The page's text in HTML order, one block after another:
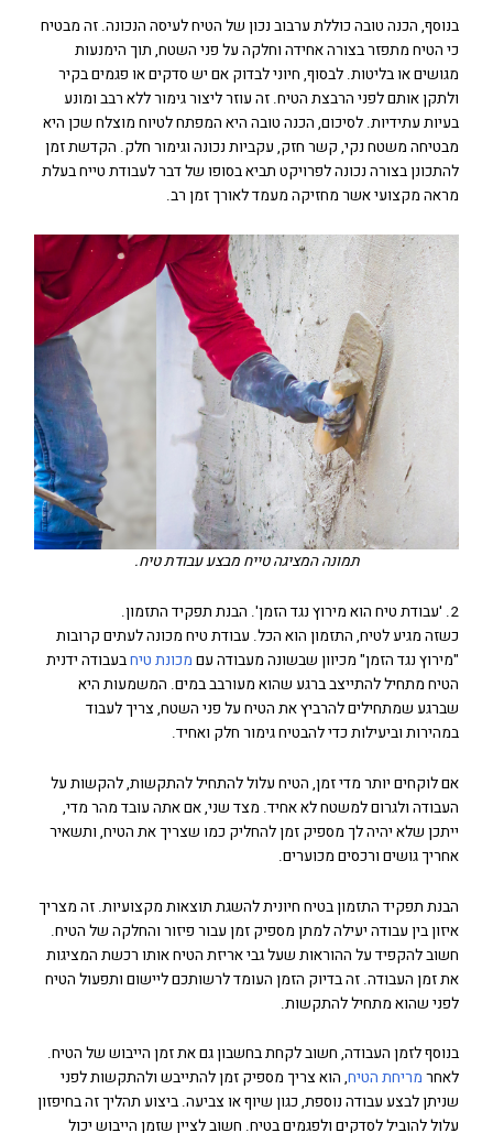
בנוסף, הכנה טובה כוללת ערבוב נכון של הטיח לעיסה הנכונה. זה מבטיח
כי הטיח מתפזר בצורה אחידה וחלקה על פני השטח, תוך הימנעות
מגושים או בליטות. לבסוף, חיוני לבדוק אם יש סדקים או פגמים בקיר
ולתקן אותם לפני הרבצת הטיח. זה עוזר ליצור גימור ללא רבב ומונע
בעיות עתידיות. לסיכום, הכנה טובה היא המפתח לטיוח מוצלח שכן היא
מבטיחה משטח נקי, קשר חזק, עקביות נכונה וגימור חלק. הקדשת זמן
להתכונן בצורה נכונה לפרויקט תביא בסופו של דבר לעבודת טייח בעלת
מראה מקצועי אשר מחזיקה מעמד לאורך זמן רב.
תמונה המציגה טייח מבצע עבודת טיח.
2. 'עבודת טיח הוא מירוץ נגד הזמן'. הבנת תפקיד התזמון.
כשזה מגיע לטיח, התזמון הוא הכל. עבודת טיח מכונה לעתים קרובות
"מירוץ נגד הזמן" מכיוון שבשונה מעבודה עם מכונת טיחבעבודה ידנית
הטיח מתחיל להתייצב ברגע שהוא מעורבב במים. המשמעות היא
שברגע שמתחילים להרביץ את הטיח על פני השטח, צריך לעבוד
במהירות וביעילות כדי להבטיח גימור חלק ואחיד.
אם לוקחים יותר מדי זמן, הטיח עלול להתחיל להתקשות, להקשות על
העבודה ולגרום למשטח לא אחיד. מצד שני, אם אתה עובד מהר מדי,
ייתכן שלא יהיה לך מספיק זמן להחליק כמו שצריך את הטיח, ותשאיר
אחריך גושים ורכסים מכוערים.
הבנת תפקיד התזמון בטיח חיונית להשגת תוצאות מקצועיות. זה מצריך
איזון בין עבודה יעילה למתן מספיק זמן עבור פיזור והחלקה של הטיח.
חשוב להקפיד על ההוראות שעל גבי אריזת הטיח אותו רכשת המציגות
את זמן העבודה. זה בדיוק הזמן העומד לרשותכם ליישום ותפעול הטיח
לפני שהוא מתחיל להתקשות.
בנוסף לזמן העבודה, חשוב לקחת בחשבון גם את זמן הייבוש של הטיח.
לאחר מריחת הטיח, הוא צריך מספיק זמן להתייבש ולהתקשות לפני
שניתן לבצע עבודה נוספת, כגון שיוף או צביעה. ביצוע תהליך זה בחיפזון
עלול להוביל לסדקים ולפגמים בטיח. חשוב לציין שזמן הייבוש יכול